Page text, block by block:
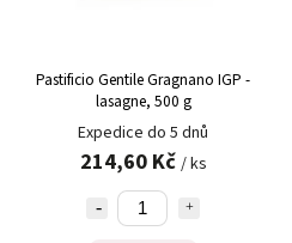
Pastificio Gentile Gragnano IGP -
lasagne, 500 g
Expedice do 5 dnů
214,60 Kč / ks